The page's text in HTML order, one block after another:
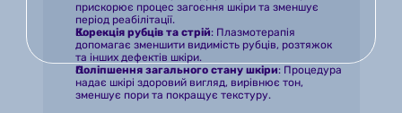
прискорює процес загоєння шкіри та зменшує
період реабілітації.
Корекція рубців та стрій: Плазмотерапія
допомагає зменшити видимість рубців, розтяжок
та інших дефектів шкіри.
Поліпшення загального стану шкіри: Процедура
надає шкірі здоровий вигляд, вирівнює тон,
зменшує пори та покращує текстуру.